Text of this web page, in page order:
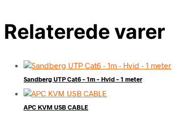
Relaterede varer
Sandberg UTP Cat6 – 1m – Hvid – 1 meter
APC KVM USB CABLE